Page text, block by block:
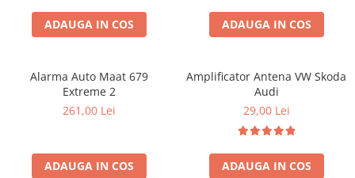
ADAUGA IN COS ADAUGA IN COS
Alarma Auto Maat 679
Extreme 2
261,00 Lei
ADAUGA IN COS
Amplificator Antena VW Skoda
Audi
29,00 Lei
ADAUGA IN COS